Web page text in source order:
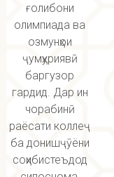
ғолибони
олимпиада ва
озмунҳои
ҷумҳуриявӣ
баргузор
гардид. Дар ин
чорабинӣ
раёсати коллеҷ
ба донишҷӯёни
соҳибистеъдод